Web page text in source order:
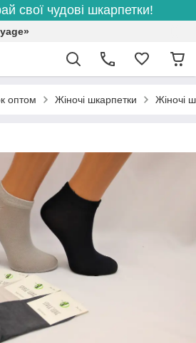
свої чудові шкарпетки!
оптом Жіночі шкарпетки Жіночі